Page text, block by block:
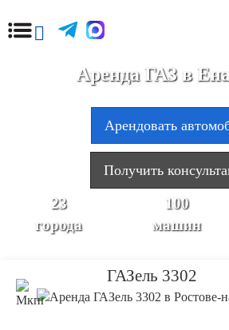
Аренда ГАЗ в
Арендовать
Получить
23
города
100
машин
ГАЗель 3302